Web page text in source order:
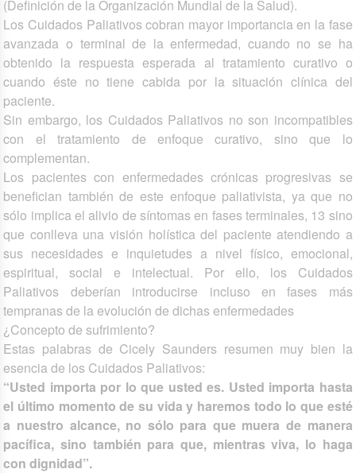
(Definición de la Organización Mundial de la Salud).
Los Cuidados Paliativos cobran mayor importancia en la fase
avanzada o terminal de la enfermedad, cuando no se ha
obtenido la respuesta esperada al tratamiento curativo o
cuando éste no tiene cabida por la situación clínica del
paciente.
Sin embargo, los Cuidados Paliativos no son incompatibles
con el tratamiento de enfoque curativo, sino que lo
complementan.
Los pacientes con enfermedades crónicas progresivas se
benefician también de este enfoque paliativista, ya que no
sólo implica el alivio de síntomas en fases terminales, 13 sino
que conlleva una visión holística del paciente atendiendo a
sus necesidades e inquietudes a nivel físico, emocional,
espiritual, social e intelectual. Por ello, los Cuidados
Paliativos deberían introducirse incluso en fases más
tempranas de la evolución de dichas enfermedades
¿Concepto de sufrimiento?
Estas palabras de Cicely Saunders resumen muy bien la
esencia de los Cuidados Paliativos:
“Usted importa por lo que usted es. Usted importa hasta
el último momento de su vida y haremos todo lo que esté
a nuestro alcance, no sólo para que muera de manera
pacífica, sino también para que, mientras viva, lo haga
con dignidad”.